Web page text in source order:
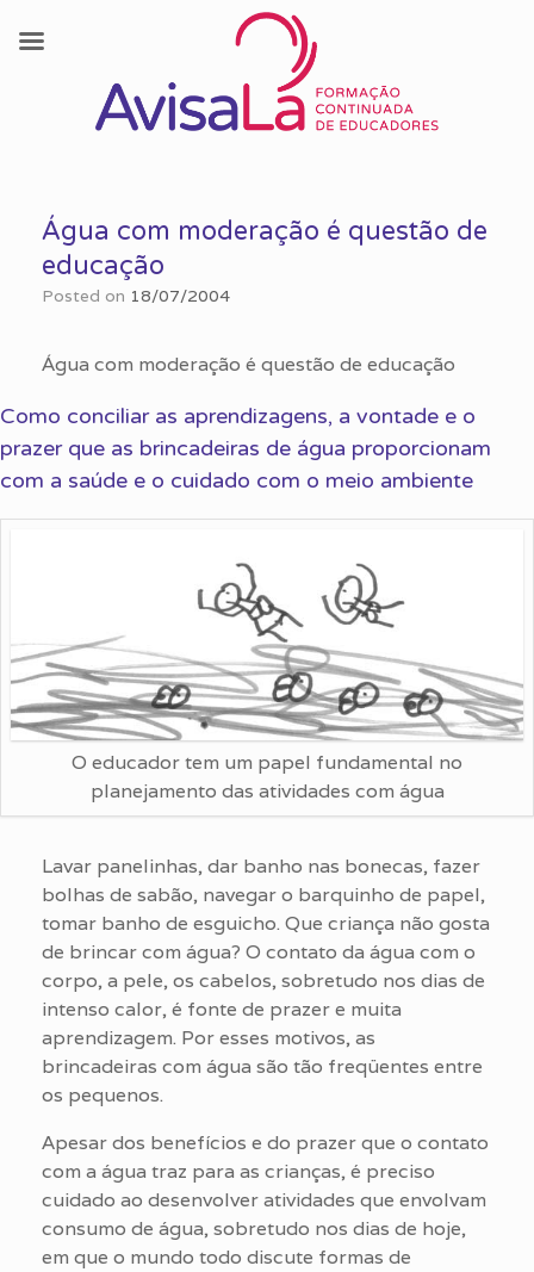
contentÁgua com moderação é questão de
educação
Posted on 18/07/2004
Água com moderação é questão de educação
Como conciliar as aprendizagens, a vontade e o
prazer que as brincadeiras de água proporcionam
com a saúde e o cuidado com o meio ambiente
O educador tem um papel fundamental no
planejamento das atividades com água
Lavar panelinhas, dar banho nas bonecas, fazer
bolhas de sabão, navegar o barquinho de papel,
tomar banho de esguicho. Que criança não gosta
de brincar com água? O contato da água com o
corpo, a pele, os cabelos, sobretudo nos dias de
intenso calor, é fonte de prazer e muita
aprendizagem. Por esses motivos, as
brincadeiras com água são tão freqüentes entre
os pequenos.
Apesar dos benefícios e do prazer que o contato
com a água traz para as crianças, é preciso
cuidado ao desenvolver atividades que envolvam
consumo de água, sobretudo nos dias de hoje,
em que o mundo todo discute formas de